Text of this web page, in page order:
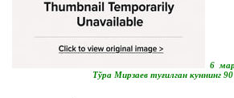
6
Тўра Мирзаев туғилган куннинг